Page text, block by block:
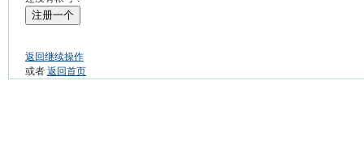
注册一个
返回继续操作
或者 返回首页